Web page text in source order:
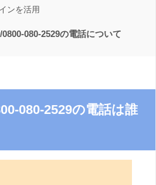
ンを活用
080-2529の電話について
080-2529の電話は誰